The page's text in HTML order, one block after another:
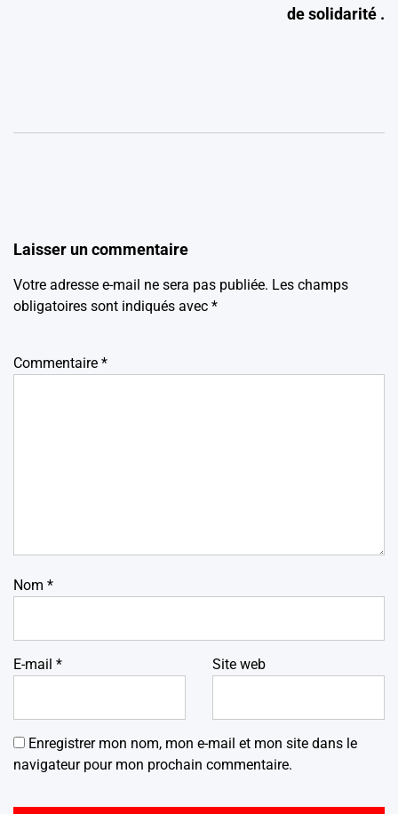
de solidarité .
Laisser un commentaire
Votre adresse e-mail ne sera pas publiée. Les champs
obligatoires sont indiqués avec *
Commentaire *
Nom *
E-mail * Site web
Enregistrer mon nom, mon e-mail et mon site dans le
navigateur pour mon prochain commentaire.